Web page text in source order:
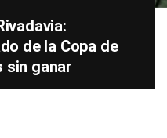
de la Copa de
sin ganar